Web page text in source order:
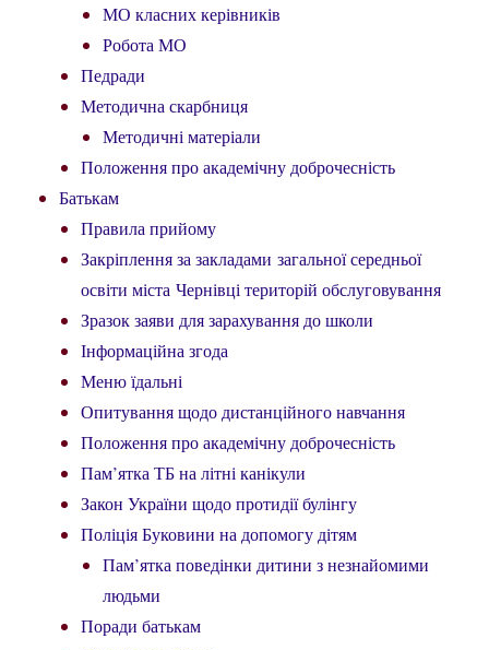
МО класних керівників
Робота МО
Педради
Методична скарбниця
Методичні матеріали
Положення про академічну доброчесність
Батькам
Правила прийому
Закріплення за закладами загальної середньої
освіти міста Чернівці територій обслуговування
Зразок заяви для зарахування до школи
Інформаційна згода
Меню їдальні
Опитування щодо дистанційного навчання
Положення про академічну доброчесність
Пам’ятка ТБ на літні канікули
Закон України щодо протидії булінгу
Поліція Буковини на допомогу дітям
Пам’ятка поведінки дитини з незнайомими
людьми
Поради батькам